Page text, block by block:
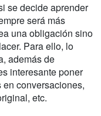
se decide aprender
será más
una obligación sino
Para ello, lo
además de
interesante poner
conversaciones,
etc.